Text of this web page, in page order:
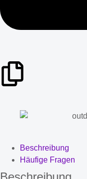
Beschreibung
Häufige Fragen